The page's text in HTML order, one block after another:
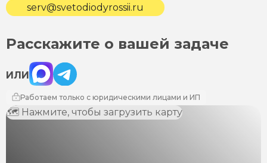
serv@svetodiodyrossii.ru
Расскажите о вашей задаче
ИЛИ
Max Telegram
Работаем только с юридическими лицами и ИП
🗺 Нажмите, чтобы загрузить карту